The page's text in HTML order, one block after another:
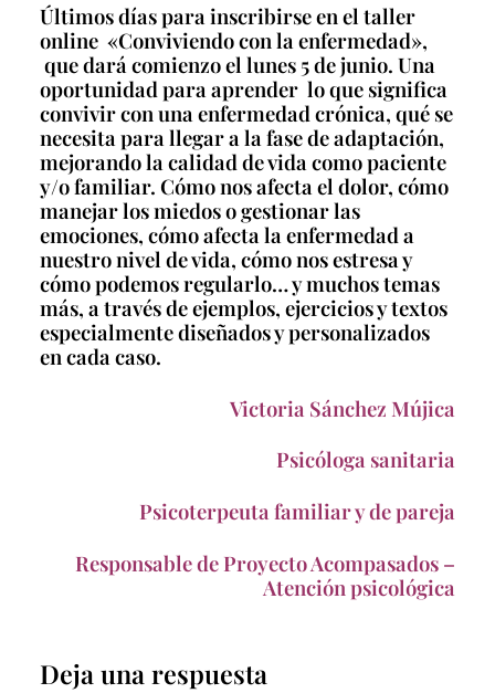
Últimos días para inscribirse en el taller
online «Conviviendo con la enfermedad»,
que dará comienzo el lunes 5 de junio. Una
oportunidad para aprender lo que significa
convivir con una enfermedad crónica, qué se
necesita para llegar a la fase de adaptación,
mejorando la calidad de vida como paciente
y/o familiar. Cómo nos afecta el dolor, cómo
manejar los miedos o gestionar las
emociones, cómo afecta la enfermedad a
nuestro nivel de vida, cómo nos estresa y
cómo podemos regularlo… y muchos temas
más, a través de ejemplos, ejercicios y textos
especialmente diseñados y personalizados
en cada caso.
Victoria Sánchez Mújica
Psicóloga sanitaria
Psicoterpeuta familiar y de pareja
Responsable de Proyecto Acompasados –
Atención psicológica
Deja una respuesta